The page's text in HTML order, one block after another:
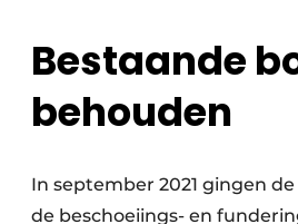
Bestaande
behouden
In september 2021 gingen
de beschoeiings- en